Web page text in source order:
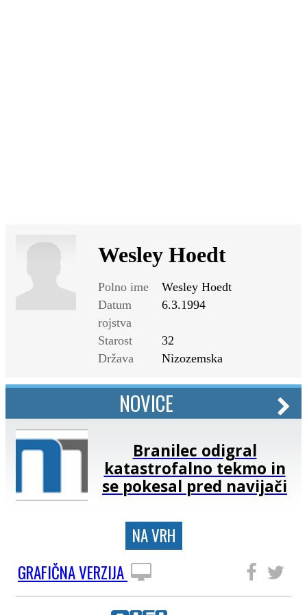
Wesley Hoedt
Polno ime
Wesley Hoedt
Datum
rojstva
6.3.1994
Starost
32
Država
Nizozemska
NOVICE
Branilec odigral
katastrofalno tekmo in
se pokesal pred navijači
NA VRH
GRAFIČNA VERZIJA